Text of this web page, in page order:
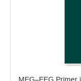
MEG–EEG
discuss MEG and
and then